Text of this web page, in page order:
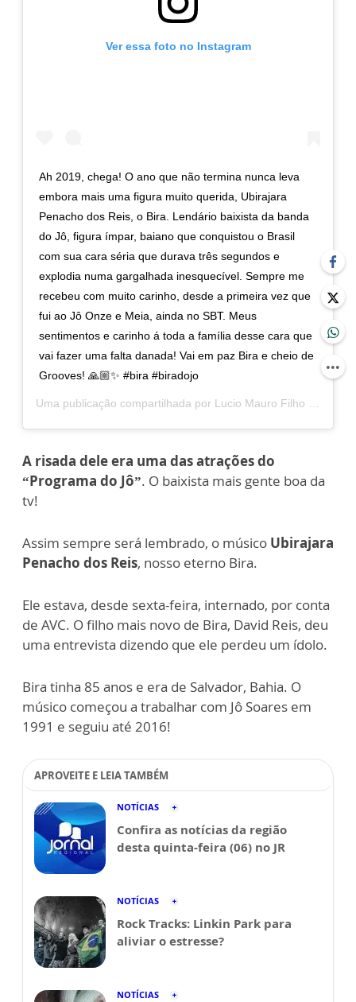
Ver essa foto no Instagram
Ah 2019, chega! O ano que não termina nunca leva
embora mais uma figura muito querida, Ubirajara
Penacho dos Reis, o Bira. Lendário baixista da banda
do Jô, figura ímpar, baiano que conquistou o Brasil
com sua cara séria que durava três segundos e
explodia numa gargalhada inesquecível. Sempre me
recebeu com muito carinho, desde a primeira vez que
fui ao Jô Onze e Meia, ainda no SBT. Meus
sentimentos e carinho á toda a família desse cara que
vai fazer uma falta danada! Vai em paz Bira e cheio de
Grooves! 🙏🏼✨ #bira #biradojo
Uma publicação compartilhada por Lucio Mauro Filho
A risada dele era uma das atrações do
“Programa do Jô”. O baixista mais gente boa da
tv!
Assim sempre será lembrado, o músico Ubirajara
Penacho dos Reis, nosso eterno Bira.
Ele estava, desde sexta-feira, internado, por conta
de AVC. O filho mais novo de Bira, David Reis, deu
uma entrevista dizendo que ele perdeu um ídolo.
Bira tinha 85 anos e era de Salvador, Bahia. O
músico começou a trabalhar com Jô Soares em
1991 e seguiu até 2016!
APROVEITE E LEIA TAMBÉM
NOTÍCIAS
Confira as notícias da região
desta quinta-feira (06) no JR
NOTÍCIAS
Rock Tracks: Linkin Park para
aliviar o estresse?
NOTÍCIAS